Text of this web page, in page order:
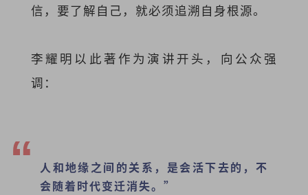
信，要了解自己，就必须追溯自身根源。
李耀明以此著作为演讲开头，向公众强
调：
人和地缘之间的关系，是会活下去的，不
会随着时代变迁消失。”